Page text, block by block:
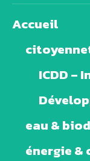
Accueil
ICDD –
eau &
énergie &